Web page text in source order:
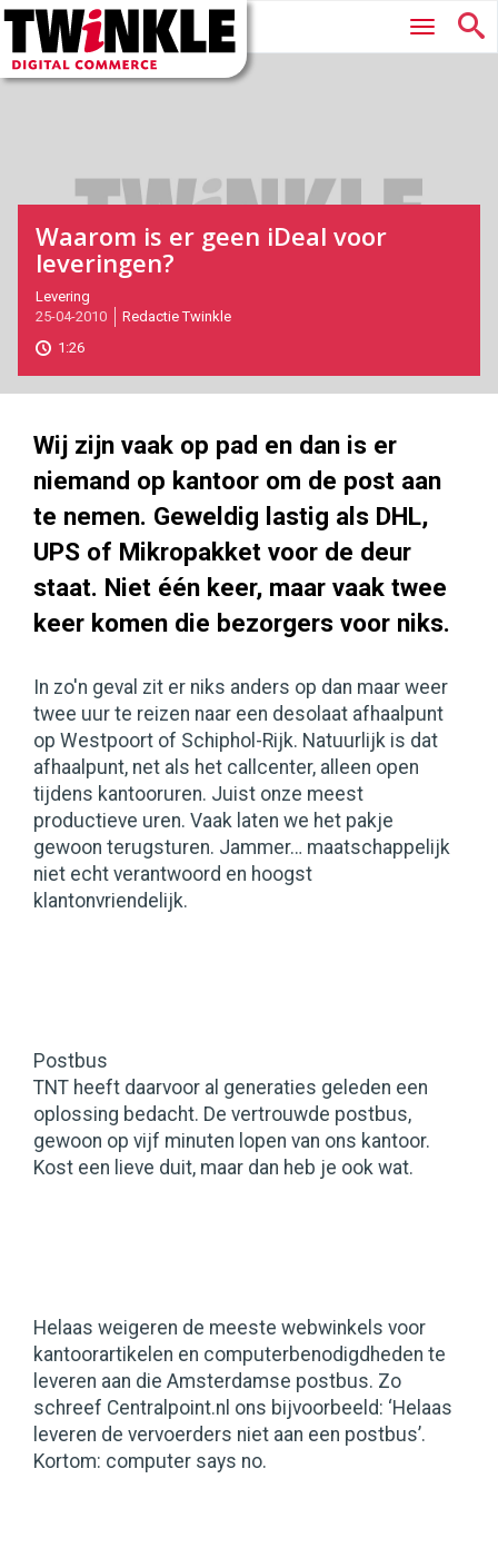
Twinkle
Digital
Commerce
Hoofdmenu
Waarom is er geen iDeal voor
leveringen?
2010-
04-
25T11:49:00
2017-
05-
Levering
25-04-2010
Redactie Twinkle
1:26
Wij zijn vaak op pad en dan is er
niemand op kantoor om de post aan
te nemen. Geweldig lastig als DHL,
UPS of Mikropakket voor de deur
staat. Niet één keer, maar vaak twee
keer komen die bezorgers voor niks.
In zo'n geval zit er niks anders op dan maar weer
twee uur te reizen naar een desolaat afhaalpunt
op Westpoort of Schiphol-Rijk. Natuurlijk is dat
afhaalpunt, net als het callcenter, alleen open
tijdens kantooruren. Juist onze meest
productieve uren. Vaak laten we het pakje
gewoon terugsturen. Jammer… maatschappelijk
niet echt verantwoord en hoogst
klantonvriendelijk.
Postbus
TNT heeft daarvoor al generaties geleden een
oplossing bedacht. De vertrouwde postbus,
gewoon op vijf minuten lopen van ons kantoor.
Kost een lieve duit, maar dan heb je ook wat.
Helaas weigeren de meeste webwinkels voor
kantoorartikelen en computerbenodigdheden te
leveren aan die Amsterdamse postbus. Zo
schreef Centralpoint.nl ons bijvoorbeeld: ‘Helaas
leveren de vervoerders niet aan een postbus’.
Kortom: computer says no.